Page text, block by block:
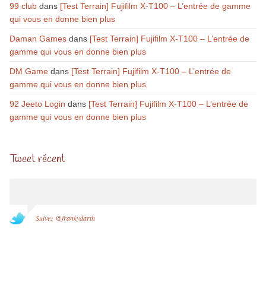
99 clubdans [Test Terrain] Fujifilm X-T100 – L’entrée de gamme
qui vous en donne bien plus
Daman Gamesdans [Test Terrain] Fujifilm X-T100 – L’entrée de
gamme qui vous en donne bien plus
DM Gamedans [Test Terrain] Fujifilm X-T100 – L’entrée de
gamme qui vous en donne bien plus
92 Jeeto Login dans [Test Terrain] Fujifilm X-T100 – L’entrée de
gamme qui vous en donne bien plus
Tweet récent
Suivez @frankydarth